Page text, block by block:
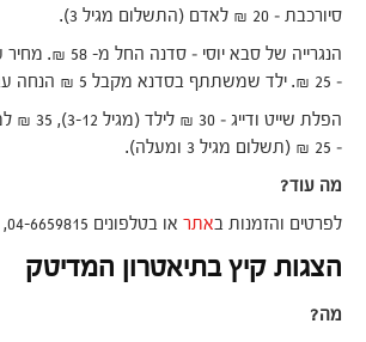
סיורכבת – 20 ₪ לאדם (התשלום מגיל 3).
הנגרייה של סבא
– 25 ₪. ילד שמשתתף בסדנא מקבל 5 ₪ הנחה עבור המשחקייה.
הפלת שייט
– 25 ₪ (תשלום מגיל 3 ומעלה).
מה עוד?
לפרטים והזמנות באתר או בטלפונים 04-6659815, 04-6659817.
הצגות קיץ בתיאטרון המדיטק
מה?